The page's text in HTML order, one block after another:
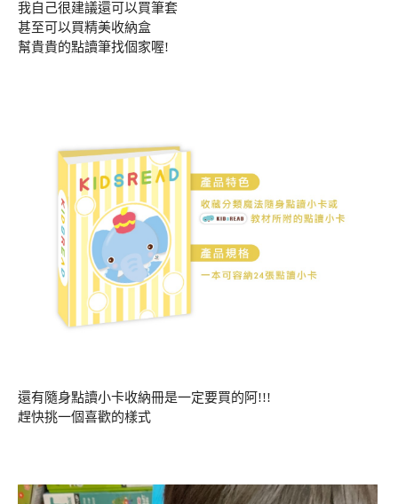
我自己很建議還可以買筆套
甚至可以買精美收納盒
幫貴貴的點讀筆找個家喔!
還有隨身點讀小卡收納冊是一定要買的阿!!!
趕快挑一個喜歡的樣式